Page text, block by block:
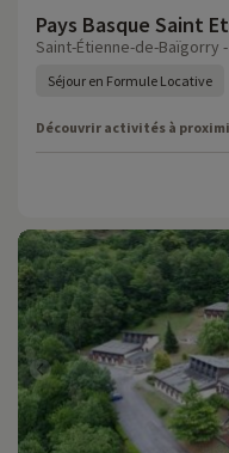
Pays Basque Saint
Saint-Étienne-de-Baïgorry
Séjour en Formule Locative
Découvrir activités à